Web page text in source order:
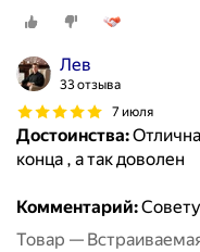
Лев
33 отзыва
7 июля
Достоинства:
конца , а так доволен
Комментарий:
Товар —